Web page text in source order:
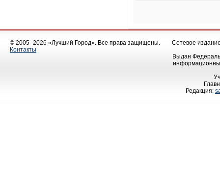
© 2005–2026 «Лучший Город». Все права защищены.
Контакты
Сетевое
Выдан
Редакция: